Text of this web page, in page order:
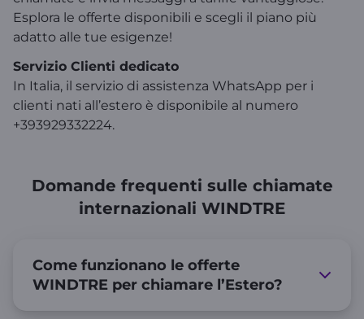
Esplora le offerte disponibili e scegli il piano più
adatto alle tue esigenze!
Servizio Clienti dedicato
In Italia, il servizio di assistenza WhatsApp per i
clienti nati all’estero è disponibile al numero
+393929332224.
Domande frequenti sulle chiamate
internazionali WINDTRE
Come funzionano le offerte
WINDTRE per chiamare l’Estero?